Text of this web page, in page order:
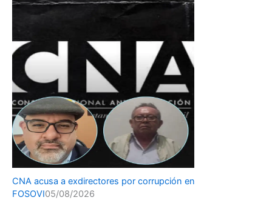
CNA acusa a exdirectores por corrupción en
FOSOVI05/08/2026